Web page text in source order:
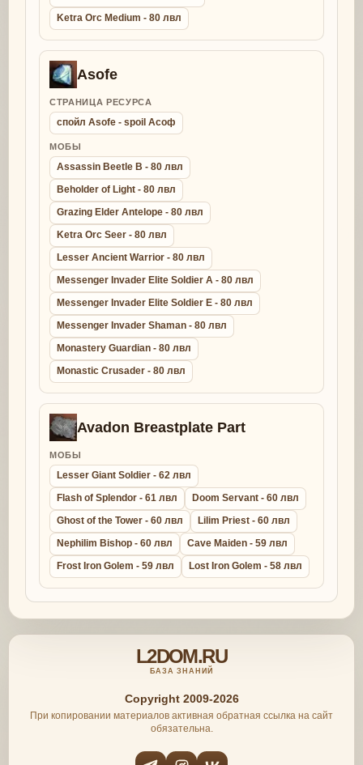
Ketra Orc Medium - 80 лвл
Asofe
СТРАНИЦА РЕСУРСА
спойл Asofe - spoil Асоф
МОБЫ
Assassin Beetle B - 80 лвл
Beholder of Light - 80 лвл
Grazing Elder Antelope - 80 лвл
Ketra Orc Seer - 80 лвл
Lesser Ancient Warrior - 80 лвл
Messenger Invader Elite Soldier A - 80 лвл
Messenger Invader Elite Soldier E - 80 лвл
Messenger Invader Shaman - 80 лвл
Monastery Guardian - 80 лвл
Monastic Crusader - 80 лвл
Avadon Breastplate Part
МОБЫ
Lesser Giant Soldier - 62 лвл
Flash of Splendor - 61 лвл
Doom Servant - 60 лвл
Ghost of the Tower - 60 лвл
Lilim Priest - 60 лвл
Nephilim Bishop - 60 лвл
Cave Maiden - 59 лвл
Frost Iron Golem - 59 лвл
Lost Iron Golem - 58 лвл
L2DOM.RU
БАЗА ЗНАНИЙ
Copyright 2009-2026
При копировании материалов активная обратная ссылка на сайт
обязательна.